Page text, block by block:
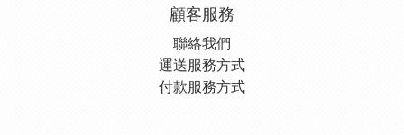
顧客服務
聯絡我們
運送服務方式
付款服務方式